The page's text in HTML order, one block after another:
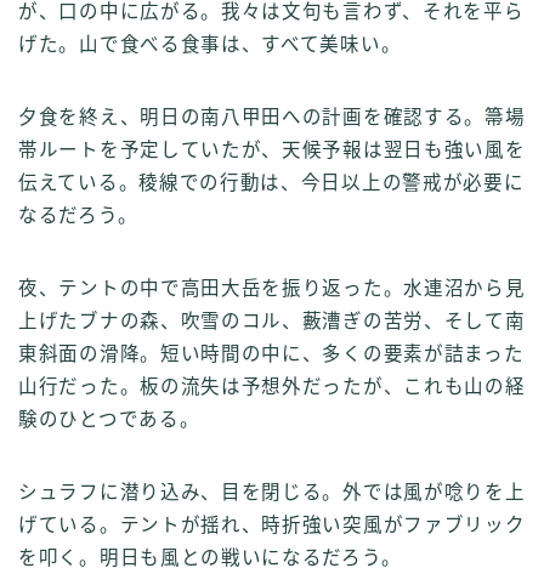
が、口の中に広がる。我々は文句も言わず、それを平ら
げた。山で食べる食事は、すべて美味い。
夕食を終え、明日の南八甲田への計画を確認する。箒場
帯ルートを予定していたが、天候予報は翌日も強い風を
伝えている。稜線での行動は、今日以上の警戒が必要に
なるだろう。
夜、テントの中で高田大岳を振り返った。水連沼から見
上げたブナの森、吹雪のコル、藪漕ぎの苦労、そして南
東斜面の滑降。短い時間の中に、多くの要素が詰まった
山行だった。板の流失は予想外だったが、これも山の経
験のひとつである。
シュラフに潜り込み、目を閉じる。外では風が唸りを上
げている。テントが揺れ、時折強い突風がファブリック
を叩く。明日も風との戦いになるだろう。